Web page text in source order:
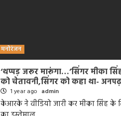
मनोरंजन
‘थप्पड़ जरूर मारूंगा…’सिंगर
को चेतावनी,सिंगर को कहा था- अनपढ़
1 year ago admin
केआरके ने वीडियो जारी कर मीका सिंह के